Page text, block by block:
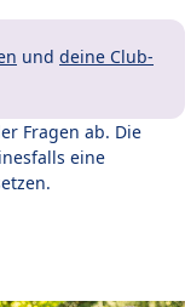
und deine Club-
Fragen ab. Die
eine